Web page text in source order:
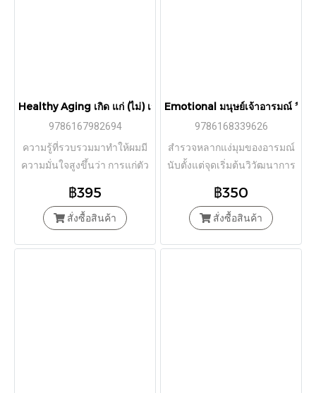
Healthy Aging เกิด แก่ (ไม่) เจ็บ ตาย สูงวัยอย่างมีคุณภาพ (ฉบับปี
9786167982694
ความรู้ที่รวบรวมมาทำให้ผมมี
ความมั่นใจสูงขึ้นว่า การแก่ตัว
เป็นไปได้
฿395
สั่งซื้อสินค้า
Emotional มนุษย์เจ้าอารมณ์ วิท
9786168339626
สำรวจหลากแง่มุมของอารมณ์
นับตั้งแต่จุดเริ่มต้นวิวัฒนาการ
฿350
สั่งซื้อสินค้า